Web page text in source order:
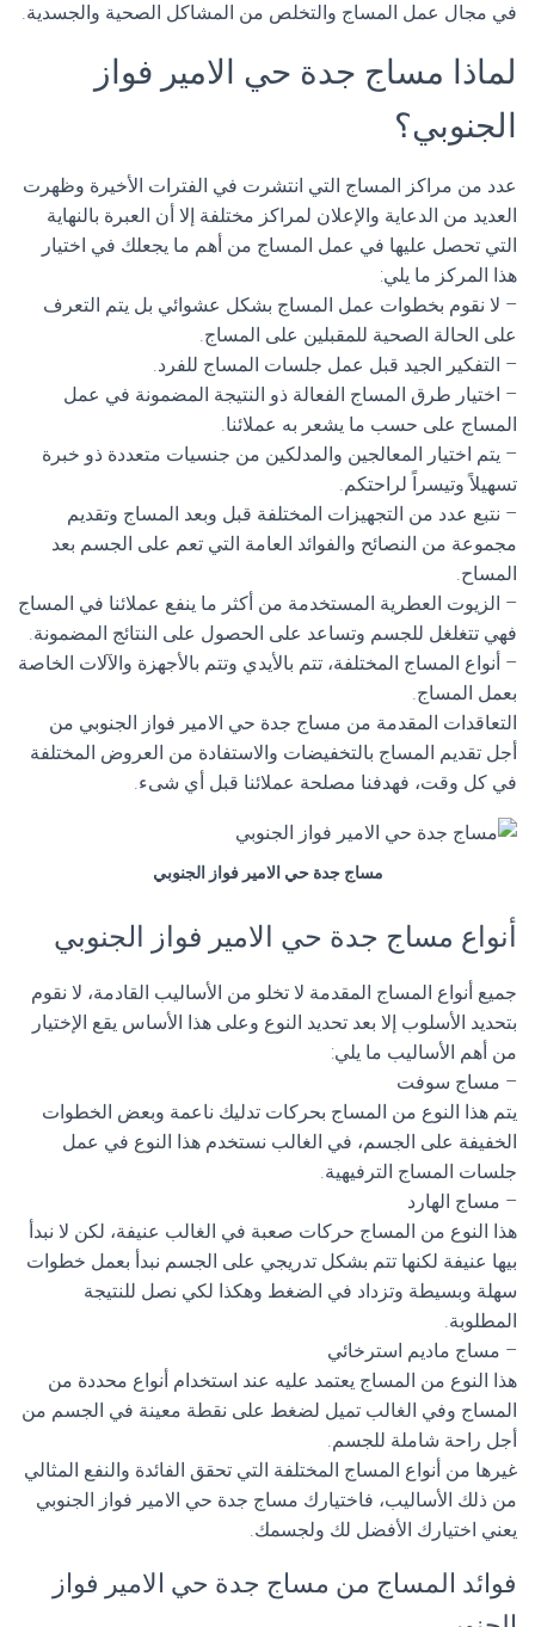
في مجال عمل المساج والتخلص من المشاكل الصحية والجسدية.
لماذا مساج جدة حي الامير فواز
الجنوبي؟
عدد من مراكز المساج التي انتشرت في الفترات الأخيرة وظهرت
العديد من الدعاية والإعلان لمراكز مختلفة إلا أن العبرة بالنهاية
التي تحصل عليها في عمل المساج من أهم ما يجعلك في اختيار
هذا المركز ما يلي:
– لا نقوم بخطوات عمل المساج بشكل عشوائي بل يتم التعرف
على الحالة الصحية للمقبلين على المساج.
– التفكير الجيد قبل عمل جلسات المساج للفرد.
– اختيار طرق المساج الفعالة ذو النتيجة المضمونة في عمل
المساج على حسب ما يشعر به عملائنا.
– يتم اختيار المعالجين والمدلكين من جنسيات متعددة ذو خبرة
تسهيلاً وتيسراً لراحتكم.
– نتبع عدد من التجهيزات المختلفة قبل وبعد المساج وتقديم
مجموعة من النصائح والفوائد العامة التي تعم على الجسم بعد
المساح.
– الزيوت العطرية المستخدمة من أكثر ما ينفع عملائنا في المساج
فهي تتغلغل للجسم وتساعد على الحصول على النتائج المضمونة.
– أنواع المساج المختلفة، تتم بالأيدي وتتم بالأجهزة والآلات الخاصة
بعمل المساج.
التعاقدات المقدمة من مساج جدة حي الامير فواز الجنوبي من
أجل تقديم المساج بالتخفيضات والاستفادة من العروض المختلفة
في كل وقت، فهدفنا مصلحة عملائنا قبل أي شىء.
مساج جدة حي الامير فواز الجنوبي
أنواع مساج جدة حي الامير فواز الجنوبي
جميع أنواع المساج المقدمة لا تخلو من الأساليب القادمة، لا نقوم
بتحديد الأسلوب إلا بعد تحديد النوع وعلى هذا الأساس يقع الإختيار
من أهم الأساليب ما يلي:
– مساج سوفت
يتم هذا النوع من المساج بحركات تدليك ناعمة وبعض الخطوات
الخفيفة على الجسم، في الغالب نستخدم هذا النوع في عمل
جلسات المساج الترفيهية.
– مساج الهارد
هذا النوع من المساج حركات صعبة في الغالب عنيفة، لكن لا نبدأ
بيها عنيفة لكنها تتم بشكل تدريجي على الجسم نبدأ بعمل خطوات
سهلة وبسيطة وتزداد في الضغط وهكذا لكي نصل للنتيجة
المطلوبة.
– مساج ماديم استرخائي
هذا النوع من المساج يعتمد عليه عند استخدام أنواع محددة من
المساج وفي الغالب تميل لضغط على نقطة معينة في الجسم من
أجل راحة شاملة للجسم.
غيرها من أنواع المساج المختلفة التي تحقق الفائدة والنفع المثالي
من ذلك الأساليب، فاختيارك مساج جدة حي الامير فواز الجنوبي
يعني اختيارك الأفضل لك ولجسمك.
فوائد المساج من مساج جدة حي الامير فواز